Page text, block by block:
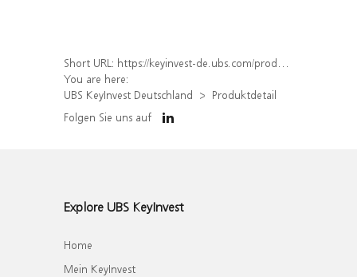
Short URL: https://keyinvest-de.ubs.com/produkt/detail/index/isin/DE000WA7S9W6
You are here:
UBS KeyInvest Deutschland
Produktdetail
Folgen Sie uns auf
Explore UBS KeyInvest
Home
Mein KeyInvest